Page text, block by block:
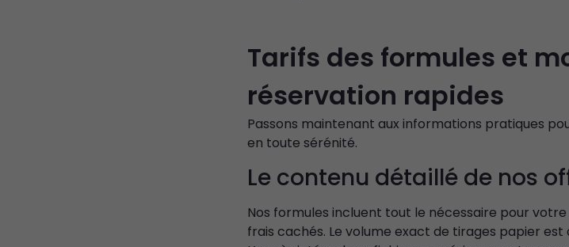
Tarifs des formules et
réservation rapides
Passons maintenant aux informations pratiques
en toute sérénité.
Le contenu détaillé de nos
Nos formules incluent tout le nécessaire pour
frais cachés. Le volume exact de tirages papier